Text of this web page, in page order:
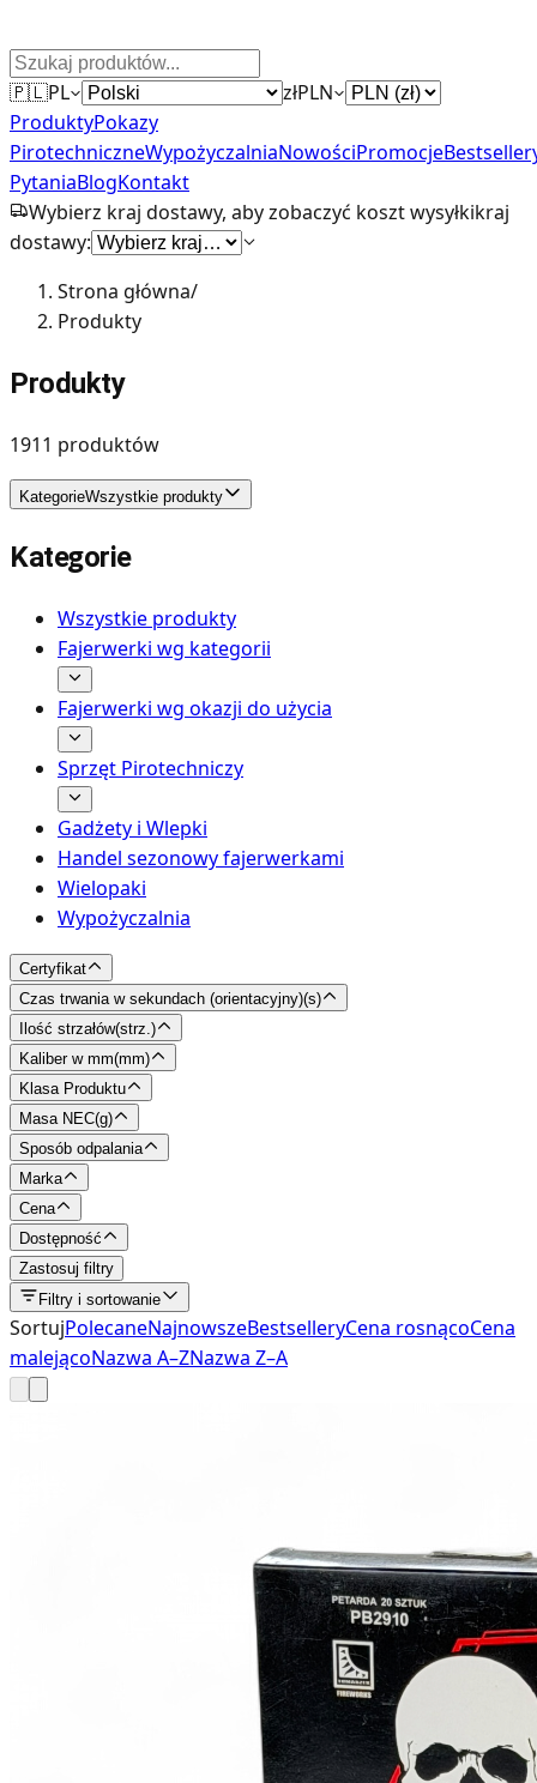
🇵🇱PL złPLN
ProduktyPokazy
PirotechniczneWypożyczalniaNowościPromocje
PytaniaBlogKontakt
Wybierz kraj dostawy, aby zobaczyć koszt wysyłkikraj
dostawy:
Strona główna/
Produkty
Produkty
1911 produktów
KategorieWszystkie produkty
Kategorie
Wszystkie produkty
Fajerwerki wg kategorii
Fajerwerki wg okazji do użycia
Sprzęt Pirotechniczy
Gadżety i Wlepki
Handel sezonowy fajerwerkami
Wielopaki
Wypożyczalnia
Certyfikat
Czas trwania w sekundach (orientacyjny)(s)
Ilość strzałów(strz. )
Kaliber w mm(mm)
Klasa Produktu
Masa NEC(g)
Sposób odpalania
Marka
Cena
Dostępność
Zastosuj filtry
Filtry i sortowanie
SortujPolecaneNajnowszeBestselleryCena rosnącoCena
malejącoNazwa A–ZNazwa Z–A